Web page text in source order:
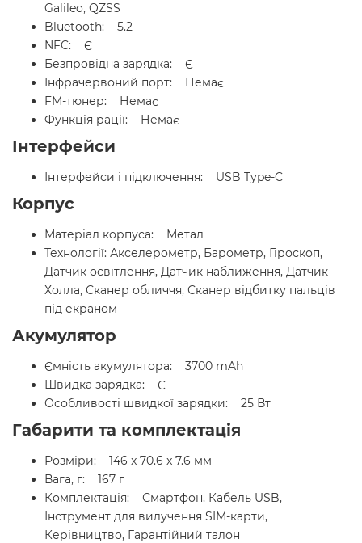
Galileo, QZSS
Bluetooth: 5.2
NFC: Є
Безпровідна зарядка: Є
Інфрачервоний порт: Немає
FM-тюнер: Немає
Функція рації: Немає
Інтерфейси
Інтерфейси і підключення: USB Type-C
Корпус
Матеріал корпуса: Метал
Технології: Акселерометр, Барометр, Гіроскоп,
Датчик освітлення, Датчик наближення, Датчик
Холла, Сканер обличчя, Сканер відбитку пальців
під екраном
Акумулятор
Ємність акумулятора: 3700 mAh
Швидка зарядка: Є
Особливості швидкої зарядки: 25 Вт
Габарити та комплектація
Розміри: 146 x 70.6 x 7.6 мм
Вага, г: 167 г
Комплектація: Смартфон, Кабель USB,
Інструмент для вилучення SIM-карти,
Керівництво, Гарантійний талон